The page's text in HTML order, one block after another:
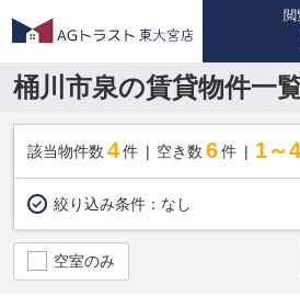
閲
桶川市泉の賃貸物件一
該当物件数 4件 空き数 6 件 1～4
絞り込み条件： なし
空室のみ